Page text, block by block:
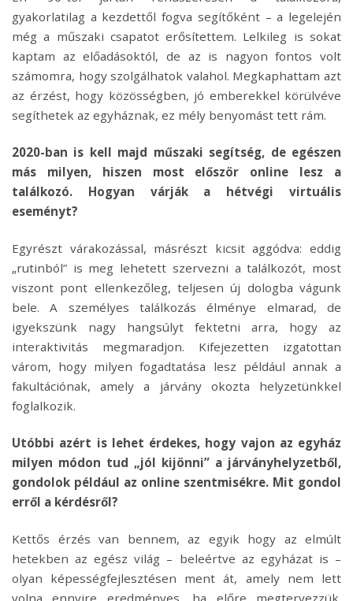
gyakorlatilag a kezdettől fogva segítőként – a legelején
még a műszaki csapatot erősítettem. Lelkileg is sokat
kaptam az előadásoktól, de az is nagyon fontos volt
számomra, hogy szolgálhatok valahol. Megkaphattam azt
az érzést, hogy közösségben, jó emberekkel körülvéve
segíthetek az egyháznak, ez mély benyomást tett rám.
2020-ban is kell majd műszaki segítség, de egészen
más milyen, hiszen most először online lesz a
találkozó. Hogyan várják a hétvégi virtuális
eseményt?
Egyrészt várakozással, másrészt kicsit aggódva: eddig
„rutinból” is meg lehetett szervezni a találkozót, most
viszont pont ellenkezőleg, teljesen új dologba vágunk
bele. A személyes találkozás élménye elmarad, de
igyekszünk nagy hangsúlyt fektetni arra, hogy az
interaktivitás megmaradjon. Kifejezetten izgatottan
várom, hogy milyen fogadtatása lesz például annak a
fakultációnak, amely a járvány okozta helyzetünkkel
foglalkozik.
Utóbbi azért is lehet érdekes, hogy vajon az egyház
milyen módon tud „jól kijönni” a járványhelyzetből,
gondolok például az online szentmisékre. Mit gondol
erről a kérdésről?
Kettős érzés van bennem, az egyik hogy az elmúlt
hetekben az egész világ – beleértve az egyházat is –
olyan képességfejlesztésen ment át, amely nem lett
volna ennyire eredményes, ha előre megtervezzük.